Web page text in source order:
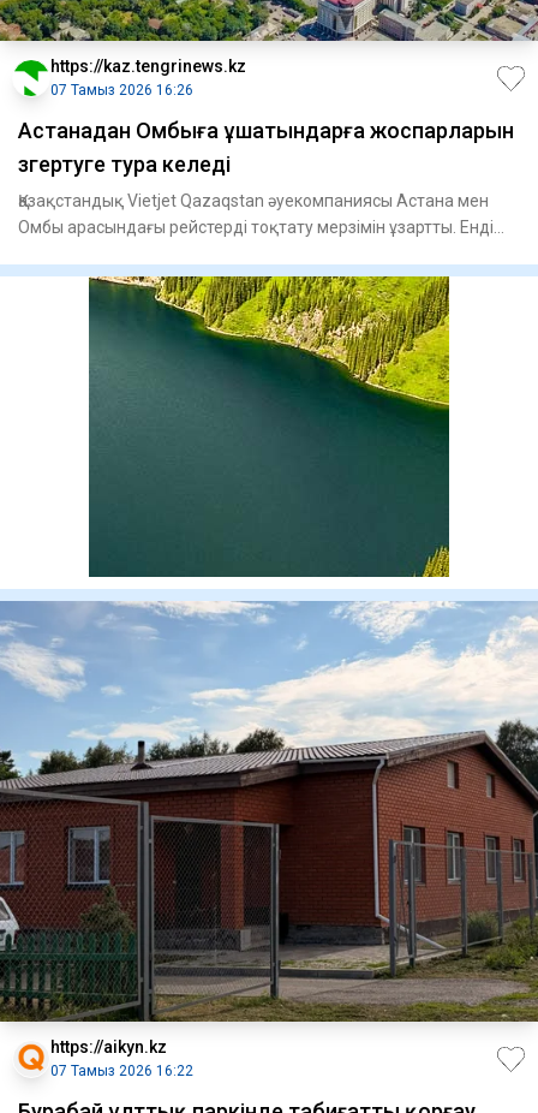
https://kaz.tengrinews.kz
07 Тамыз 2026 16:26
Астанадан Омбыға ұшатындарға жоспарларын
өзгертуге тура келеді
Қазақстандық Vietjet Qazaqstan әуекомпаниясы Астана мен
Омбы арасындағы рейстерді тоқтату мерзімін ұзартты. Енді
https://aikyn.kz
07 Тамыз 2026 16:22